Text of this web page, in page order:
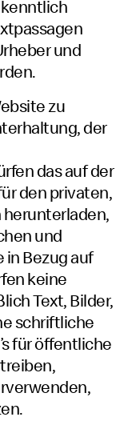
und
zu
der
das auf der
den privaten,
und
Bezug auf
keine
Text, Bilder,
schriftliche
für öffentliche